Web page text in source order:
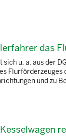
das
u. a. aus der
und zu